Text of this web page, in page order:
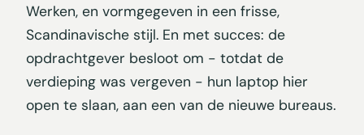
Werken, en vormgegeven in een frisse,
Scandinavische stijl. En met succes: de
opdrachtgever besloot om - totdat de
verdieping was vergeven - hun laptop hier
open te slaan, aan een van de nieuwe bureaus.